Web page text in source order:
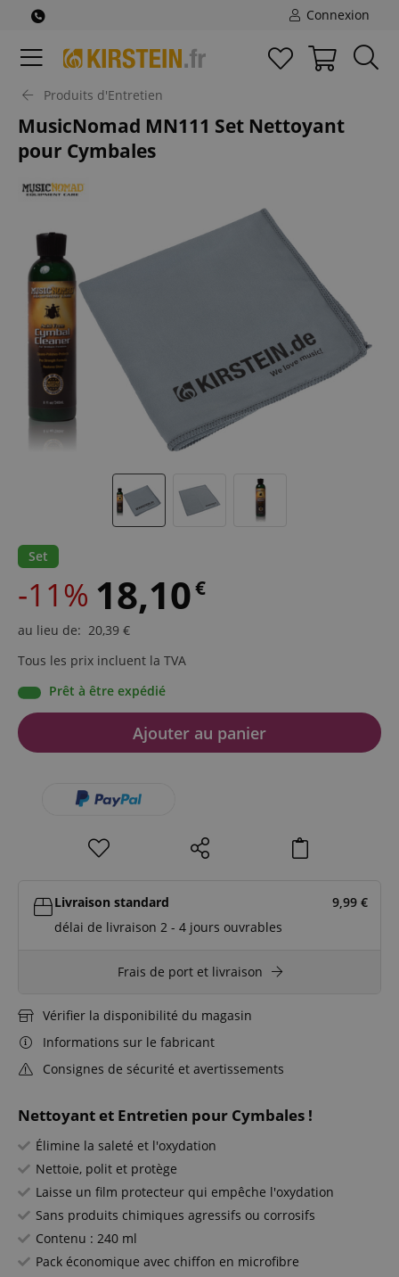
Connexion
Produits d'Entretien
MusicNomad MN111 Set Nettoyant
pour Cymbales
Nettoyant et Entretien pour Cymbales !
Élimine la saleté et l'oxydation
Nettoie, polit et protège
Laisse un film protecteur qui empêche l'oxydation
Sans produits chimiques agressifs ou corrosifs
Contenu : 240 ml
Pack économique avec chiffon en microfibre
Set
-11% 18,10€
au lieu de: 20,39 €
Tous les prix incluent la TVA
Prêt à être expédié
Ajouter au panier
Livraison standard 9,99 €
délai de livraison 2 - 4 jours ouvrables
Frais de port et livraison
Vérifier la disponibilité du magasin
Informations sur le fabricant
Consignes de sécurité et avertissements